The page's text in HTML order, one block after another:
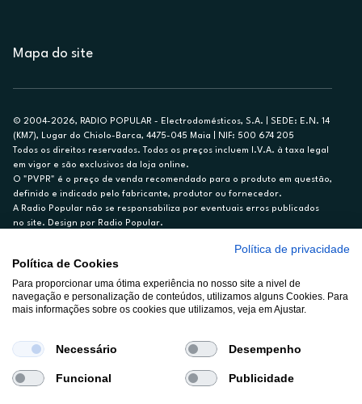
Mapa do site
© 2004-2026, RADIO POPULAR - Electrodomésticos, S.A. | SEDE: E.N. 14
(KM7), Lugar do Chiolo-Barca, 4475-045 Maia | NIF: 500 674 205
Todos os direitos reservados. Todos os preços incluem I.V.A. à taxa legal
em vigor e são exclusivos da loja online.
O "PVPR" é o preço de venda recomendado para o produto em questão,
definido e indicado pelo fabricante, produtor ou fornecedor.
A Radio Popular não se responsabiliza por eventuais erros publicados
no site. Design por Radio Popular.
Ex. para limite de crédito de €1.500, reembolsado em 12 meses, TAN
14,79%.
Crédito sujeito a aprovação pelo Cetelem, marca BNP Paribas Personal
Finance, S.A., Sucursal em Portugal. Informe-se no 21 721 90 00 (dias
A Rádio Popular – Eletrodomésticos S.A. (Registo BdP848) atua como
intermediário de crédito a título acessório e com exclusividade (registo
BdP 2314.)
Política de privacidade
Política de Cookies
Para proporcionar uma ótima experiência no nosso site a nivel de
navegação e personalização de conteúdos, utilizamos alguns Cookies. Para
mais informações sobre os cookies que utilizamos, veja em Ajustar.
Necessário Desempenho
Funcional Publicidade